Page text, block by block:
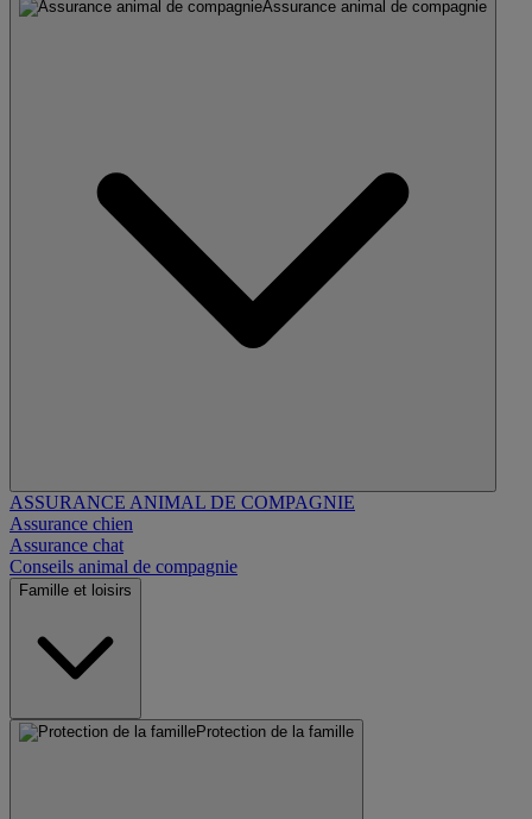
Assurance animal de compagnie
ASSURANCE ANIMAL DE COMPAGNIE
Assurance chien
Assurance chat
Conseils animal de compagnie
Famille et loisirs
Protection de la famille